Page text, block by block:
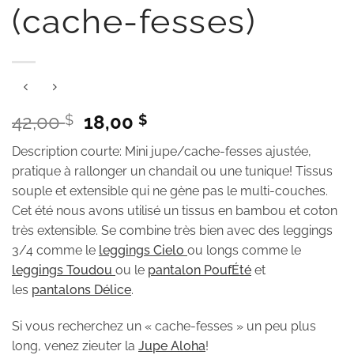
(cache-fesses)
42,00$
Le
prix
initial
était :
42,00 $.
18,00$Le
prix
actuel
est :
18,00 $.
Description courte: Mini jupe/cache-fesses ajustée,
pratique à rallonger un chandail ou une tunique! Tissus
souple et extensible qui ne gène pas le multi-couches.
Cet été nous avons utilisé un tissus en bambou et coton
très extensible. Se combine très bien avec des leggings
3/4 comme le leggings Cielo ou longs comme le
leggings Toudou ou le pantalon PoufÉté et
les pantalons Délice.
Si vous recherchez un « cache-fesses » un peu plus
long, venez zieuter la Jupe Aloha!